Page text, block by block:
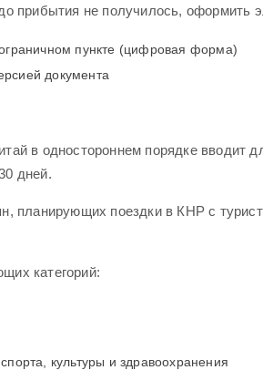
прибытия не получилось, оформить
пункте (цифровая форма)
документа
в одностороннем порядке
дней.
планирующих поездки в КНР с
категорий:
культуры и здравоохранения